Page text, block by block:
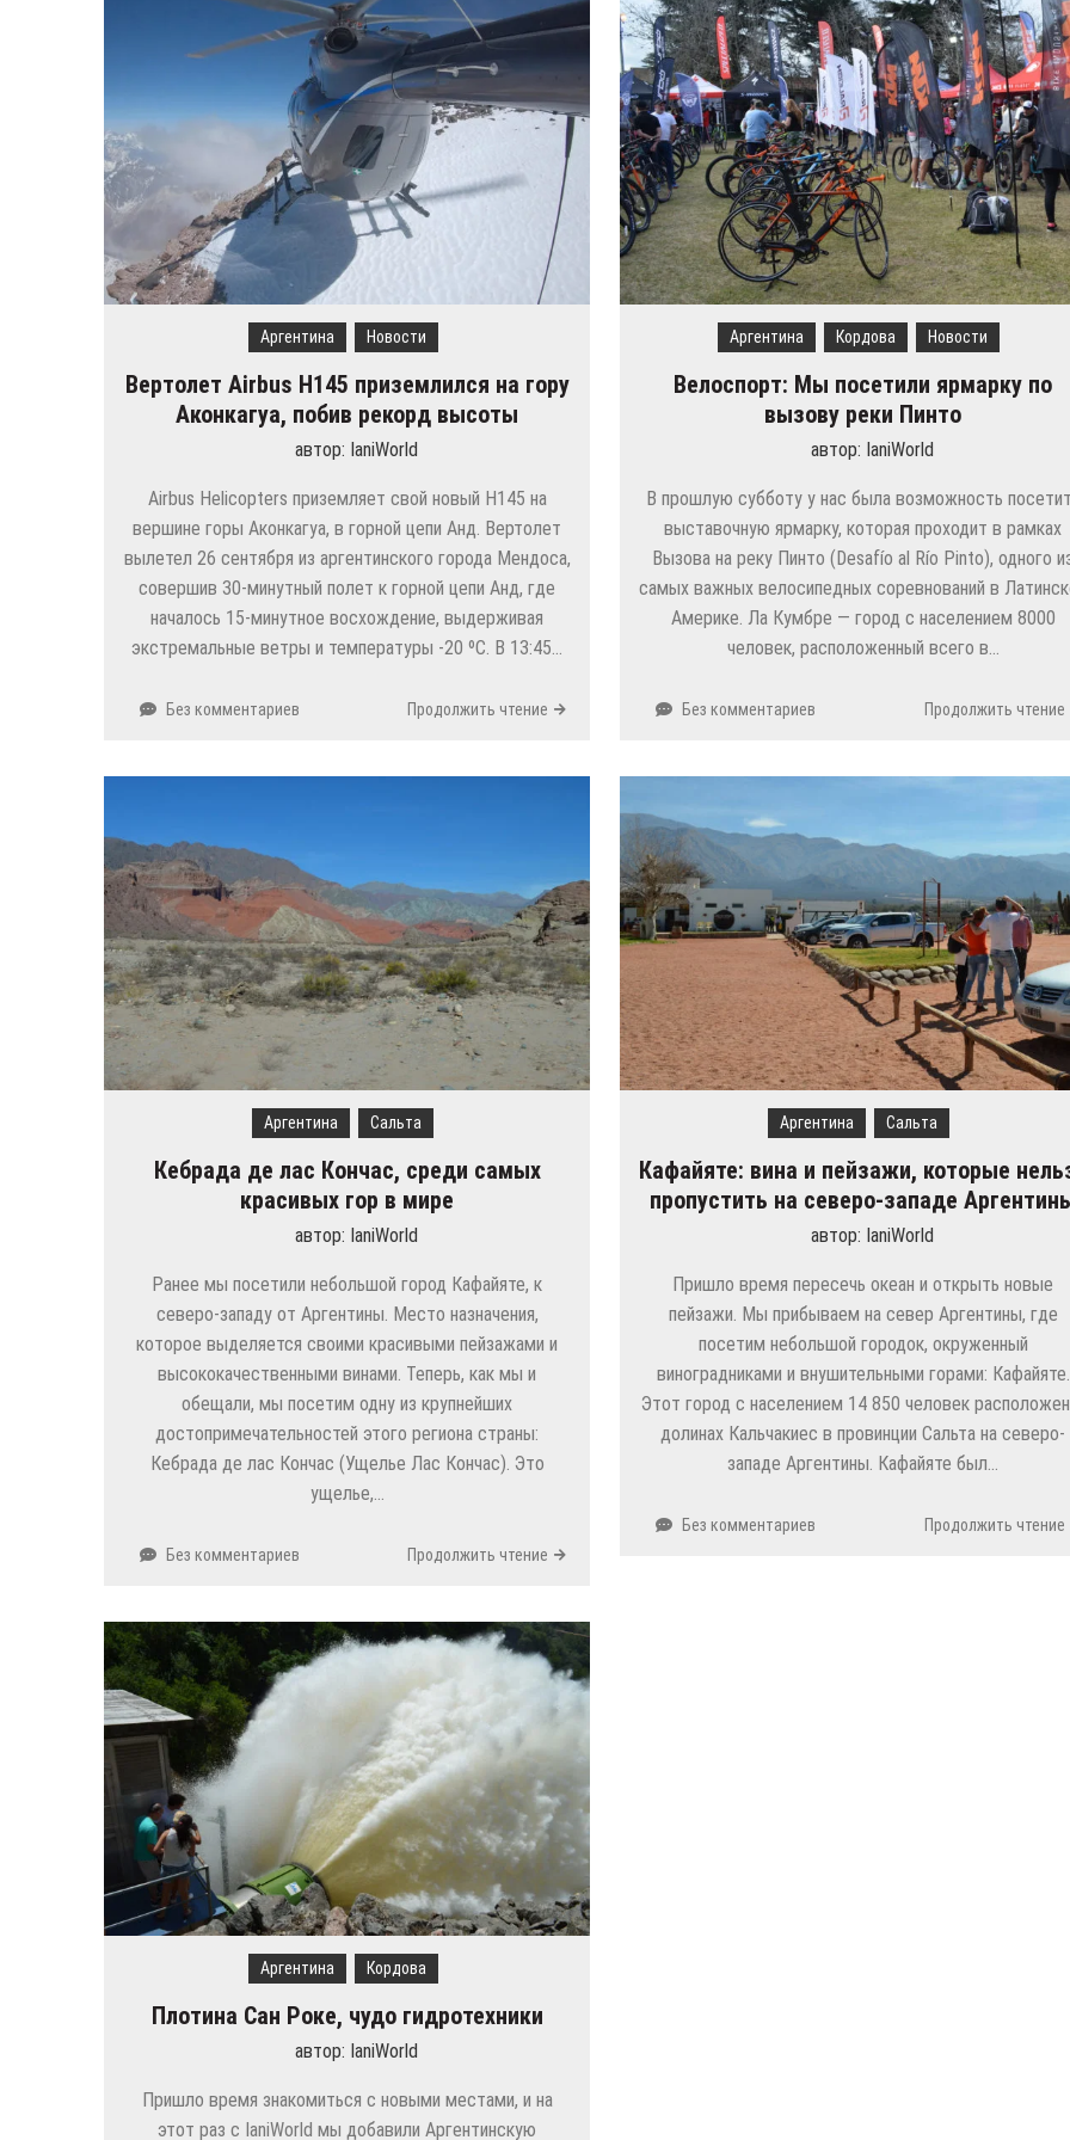
Wizz Air расширяет свою базу в Скопье и добавляет новые направления
Тур де Франс 2019: много гор, дань Эдди Мерксу и отсутствие Криса Фрума
Болгария и Турция соревнуются за новый промышленный завод Volkswagen
Сколько российских городов может вписаться в территорию Москвы при сравнении их
Turkish Airlines переехала в новый аэропорт в Стамбуле
Аэрофлот перенес свои международные рейсы в новый терминал С1 Шереметьево
Аргентина Новости
Вертолет Airbus H145 приземлился на гору
Аконкагуа, побив рекорд высоты
автор: IaniWorld
Airbus Helicopters приземляет свой новый H145 на
вершине горы Аконкагуа, в горной цепи Анд. Вертолет
вылетел 26 сентября из аргентинского города Мендоса,
совершив 30-минутный полет к горной цепи Анд, где
началось 15-минутное восхождение, выдерживая
экстремальные ветры и температуры -20 ºC. В 13:45…
Без комментариев Продолжить чтение
Аргентина Кордова Новости
Велоспорт: Мы посетили ярмарку по
вызову реки Пинто
автор: IaniWorld
В прошлую субботу у нас была возможность
выставочную ярмарку, которая проходит в рамках
Вызова на реку Пинто (Desafío al Río Pinto), одного
самых важных велосипедных соревнований в
Америке. Ла Кумбре — город с населением 8000
человек, расположенный всего в…
Без комментариев Продолжить чтение
Аргентина Сальта
Кебрада де лас Кончас, среди самых
красивых гор в мире
автор: IaniWorld
Ранее мы посетили небольшой город Кафайяте, к
северо-западу от Аргентины. Место назначения,
которое выделяется своими красивыми пейзажами и
высококачественными винами. Теперь, как мы и
обещали, мы посетим одну из крупнейших
достопримечательностей этого региона страны:
Кебрада де лас Кончас (Ущелье Лас Кончас). Это
ущелье,…
Без комментариев Продолжить чтение
Аргентина Сальта
Кафайяте: вина и пейзажи, которые
пропустить на северо-западе
автор: IaniWorld
Пришло время пересечь океан и открыть новые
пейзажи. Мы прибываем на север Аргентины, где
посетим небольшой городок, окруженный
виноградниками и внушительными горами: Кафайяте.
Этот город с населением 14 850 человек
долинах Кальчакиес в провинции Сальта на северо-
западе Аргентины. Кафайяте был…
Без комментариев Продолжить чтение
Аргентина Кордова
Плотина Сан Роке, чудо гидротехники
автор: IaniWorld
Пришло время знакомиться с новыми местами, и на
этот раз с IaniWorld мы добавили Аргентинскую